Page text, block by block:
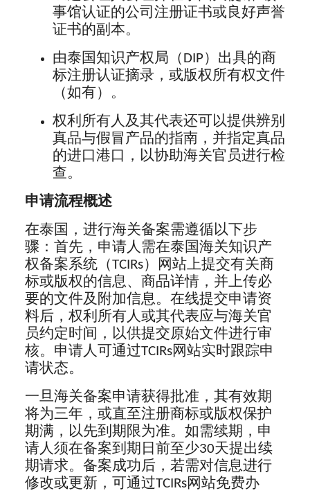
事馆认证的公司注册证书或良好声誉
证书的副本。
由泰国知识产权局（DIP）出具的商
标注册认证摘录，或版权所有权文件
（如有）。
权利所有人及其代表还可以提供辨别
真品与假冒产品的指南，并指定真品
的进口港口，以协助海关官员进行检
查。
申请流程概述
在泰国，进行海关备案需遵循以下步
骤：首先，申请人需在泰国海关知识产
权备案系统（TCIRs）网站上提交有关商
标或版权的信息、商品详情，并上传必
要的文件及附加信息。在线提交申请资
料后，权利所有人或其代表应与海关官
员约定时间，以供提交原始文件进行审
核。申请人可通过TCIRs网站实时跟踪申
请状态。
一旦海关备案申请获得批准，其有效期
将为三年，或直至注册商标或版权保护
期满，以先到期限为准。如需续期，申
请人须在备案到期日前至少30天提出续
期请求。备案成功后，若需对信息进行
修改或更新，可通过TCIRs网站免费办